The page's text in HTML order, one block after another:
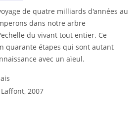
de quatre milliards d'années au
dans notre arbre
du vivant tout entier. Ce
quarante étapes qui sont autant
avec un aïeul.
2007